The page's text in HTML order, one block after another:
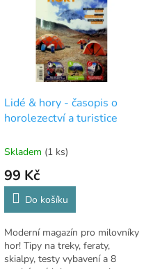
Lidé & hory - časopis o
horolezectví a turistice
Skladem (1 ks)
99 Kč
Do košíku
Moderní magazín pro milovníky
hor! Tipy na treky, feraty,
skialpy, testy vybavení a 8